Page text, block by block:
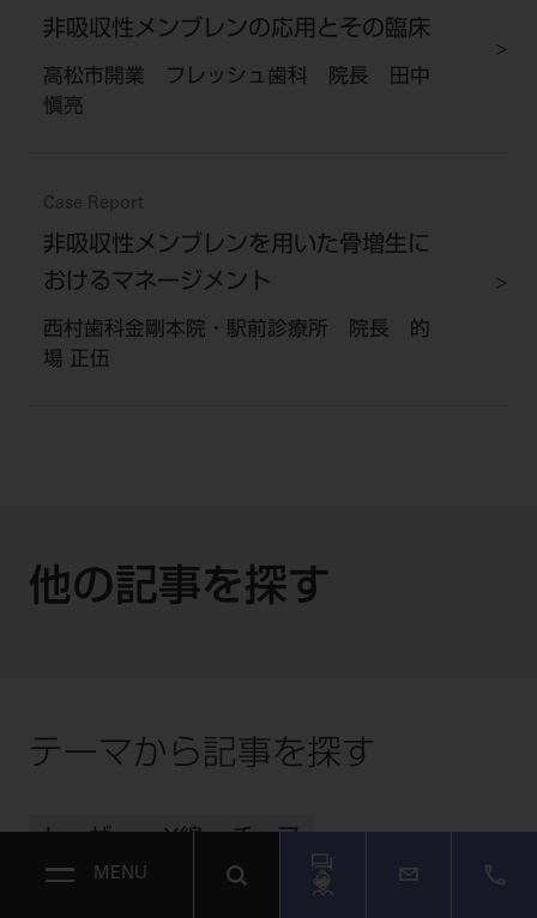
非吸収性メンブレンの応用とその臨床
高松市開業 フレッシュ歯科 院長 田中
愼亮
Case Report
非吸収性メンブレンを用いた骨増生に
おけるマネージメント
西村歯科金剛本院・駅前診療所 院長 的
場 正伍
他の記事を探す
テーマから記事を探す
マトリックスシステム マウスガード
MENU